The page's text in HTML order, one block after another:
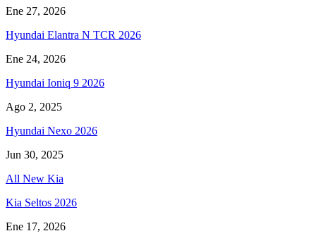
Ene 27, 2026
Hyundai Elantra N TCR 2026
Ene 24, 2026
Hyundai Ioniq 9 2026
Ago 2, 2025
Hyundai Nexo 2026
Jun 30, 2025
All New Kia
Kia Seltos 2026
Ene 17, 2026